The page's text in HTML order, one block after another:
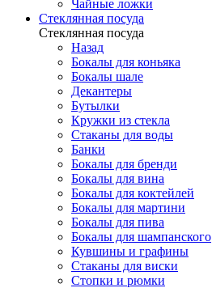
Чайные ложки
Стеклянная посуда
Стеклянная посуда
Назад
Бокалы для коньяка
Бокалы шале
Декантеры
Бутылки
Кружки из стекла
Стаканы для воды
Банки
Бокалы для бренди
Бокалы для вина
Бокалы для коктейлей
Бокалы для мартини
Бокалы для пива
Бокалы для шампанского
Кувшины и графины
Стаканы для виски
Стопки и рюмки